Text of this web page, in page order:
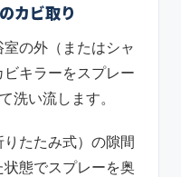
カビ取り
の外（またはシャ
キラーをスプレー
洗い流します。
たたみ式）の隙間
態でスプレーを奥